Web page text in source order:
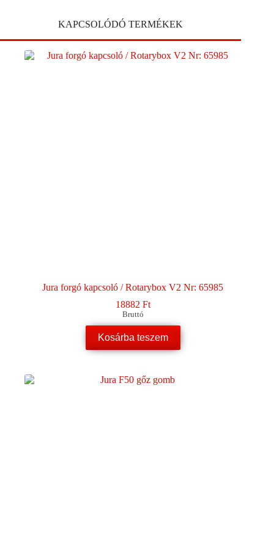
KAPCSOLÓDÓ TERMÉKEK
Jura forgó kapcsoló / Rotarybox V2 Nr: 65985
18882 Ft
Bruttó
Kosárba teszem